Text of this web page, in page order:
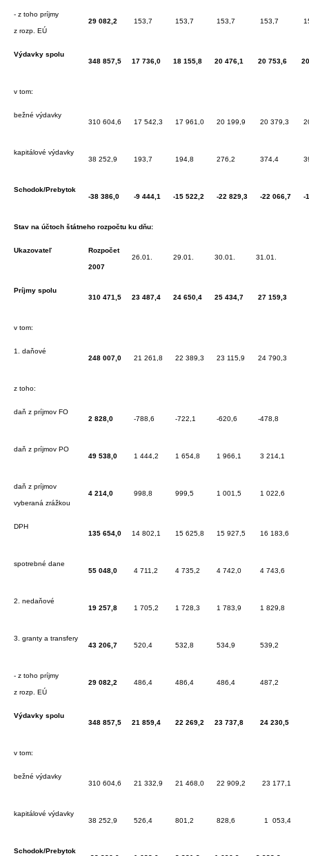
- z toho príjmy
z rozp. EÚ
29 082,2 153,7 153,7 153,7 153,7
Výdavky spolu
348 857,5
17 736,0 18 155,8 20 476,1 20 753,6
v tom:
bežné výdavky
310 604,6
17 542,3 17 961,0 20 199,9 20 379,3
kapitálové výdavky
38 252,9
193,7 194,8 276,2 374,4
Schodok/Prebytok
-38 386,0
-9 444,1 -15 522,2 -22 829,3 -22 066,7 -
Stav na účtoch štátneho rozpočtu ku dňu:
Ukazovateľ Rozpočet
2007
26.01. 29.01. 30.01. 31.01.
Príjmy spolu
310 471,5
23 487,4 24 650,4 25 434,7 27 159,3
v tom:
1. daňové
248 007,0
21 261,8 22 389,3 23 115,9 24 790,3
z toho:
daň z príjmov FO
2 828,0
-788,6 -722,1 -620,6 -478,8
daň z príjmov PO
49 538,0
1 444,2 1 654,8 1 966,1 3 214,1
daň z príjmov
vyberaná zrážkou
4 214,0 998,8 999,5 1 001,5 1 022,6
DPH
135 654,0
14 802,1 15 625,8 15 927,5 16 183,6
spotrebné dane
55 048,0
4 711,2 4 735,2 4 742,0 4 743,6
2. nedaňové
19 257,8
1 705,2 1 728,3 1 783,9 1 829,8
3. granty a transfery
43 206,7
520,4 532,8 534,9 539,2
- z toho príjmy
z rozp. EÚ
29 082,2 486,4 486,4 486,4 487,2
Výdavky spolu
348 857,5
21 859,4 22 269,2 23 737,8 24 230,5
v tom:
bežné výdavky
310 604,6
21 332,9 21 468,0 22 909,2 23 177,1
kapitálové výdavky
38 252,9
526,4 801,2 828,6 1 053,4
Schodok/Prebytok